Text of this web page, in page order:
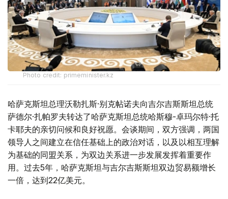
Photo credit: primeminister.kz
哈萨克斯坦总理沃勒扎斯·别克帖诺夫向吉尔吉斯斯坦总统
萨德尔·扎帕罗夫转达了哈萨克斯坦总统哈斯穆-卓玛尔特·托
卡耶夫的亲切问候和良好祝愿。会谈期间，双方强调，两国
领导人之间建立在信任基础上的政治对话，以及以相互理解
为基础的同盟关系，为双边关系进一步发展发挥着重要作
用。过去5年，哈萨克斯坦与吉尔吉斯斯坦双边贸易额增长
一倍，达到22亿美元。